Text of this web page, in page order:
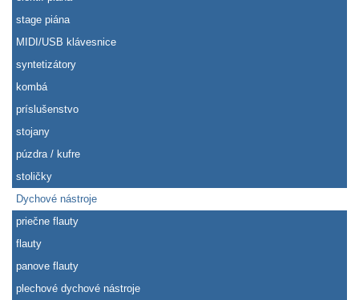
stage piána
MIDI/USB klávesnice
syntetizátory
kombá
príslušenstvo
stojany
púzdra / kufre
stoličky
Dychové nástroje
priečne flauty
flauty
panove flauty
plechové dychové nástroje